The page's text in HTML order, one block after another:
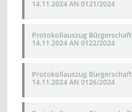
14.11.2024 AN 0121/2024
Protokollauszug Bürgerschaft
14.11.2024 AN 0122/2024
Protokollauszug Bürgerschaft
14.11.2024 AN 0126/2024